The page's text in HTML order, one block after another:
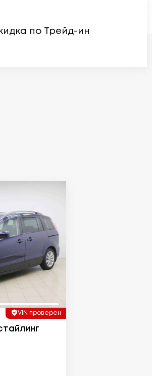
по Трейд-ин
VIN проверен